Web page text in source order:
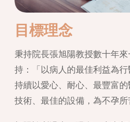
目標理念
秉持院長張旭陽教授數十年
持：「以病人的最佳利益為行
持續以愛心、耐心、最豐富
技術、最佳的設備，為不孕所